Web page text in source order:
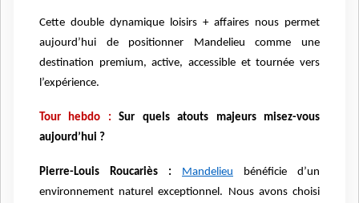
Cette double dynamique loisirs + affaires nous permet
aujourd’hui de positionner Mandelieu comme une
destination premium, active, accessible et tournée vers
l’expérience.
Tour hebdo :Sur quels atouts majeurs misez-vous
aujourd’hui ?
Pierre-Louis Roucariès : Mandelieu bénéficie d’un
environnement naturel exceptionnel. Nous avons choisi